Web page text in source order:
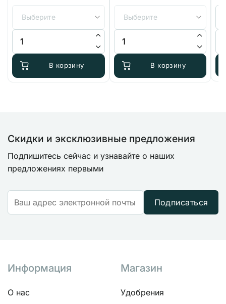
Количество товара ADWA ECO209 постоянный измеритель
В корзину
Количество товара Датчик
В корзину
–
Скидки и эксклюзивные предложения
Подпишитесь сейчас и узнавайте о наших
предложениях первыми
Подписаться
Информация
О нас
Магазин
Удобрения